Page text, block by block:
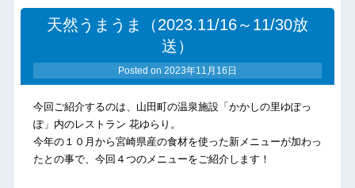
天然うまうま（2023.11/16～11/30放
送）
Posted on 2023年11月16日
今回ご紹介するのは、山田町の温泉施設「かかしの里ゆぽっ
ぽ」内のレストラン 花ゆらり。
今年の１０月から宮崎県産の食材を使った新メニューが加わっ
たとの事で、今回４つのメニューをご紹介します！